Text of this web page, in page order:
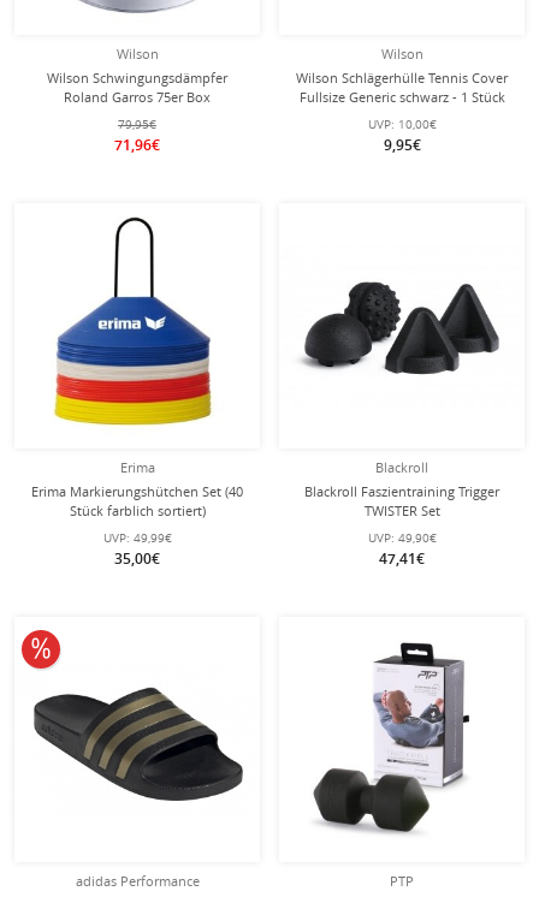
Wilson
Wilson Schwingungsdämpfer
Roland Garros 75er Box
79,95€
71,96€
Wilson
Wilson Schlägerhülle Tennis Cover
Fullsize Generic schwarz - 1 Stück
UVP: 10,00€
9,95€
Erima
Erima Markierungshütchen Set (40
Stück farblich sortiert)
UVP: 49,99€
35,00€
Blackroll
Blackroll Faszientraining Trigger
TWISTER Set
UVP: 49,90€
47,41€
adidas Performance
10% reduziert
PTP